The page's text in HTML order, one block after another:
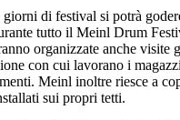
di festival si potrà
tutto il Meinl Drum
organizzate anche visite
con cui lavorano i
Meinl inoltre riesce a
sui propri tetti.